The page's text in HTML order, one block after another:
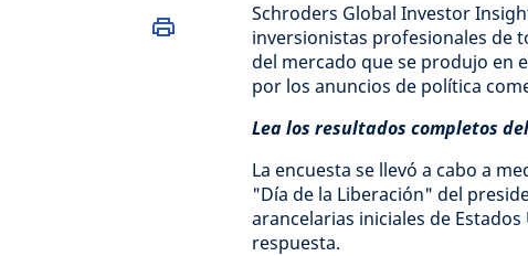
Schroders Global Investor
inversionistas profesionales de
del mercado que se produjo en
por los anuncios de política
Lea los resultados completos
La encuesta se llevó a cabo a
"Día de la Liberación" del
arancelarias iniciales de
respuesta.